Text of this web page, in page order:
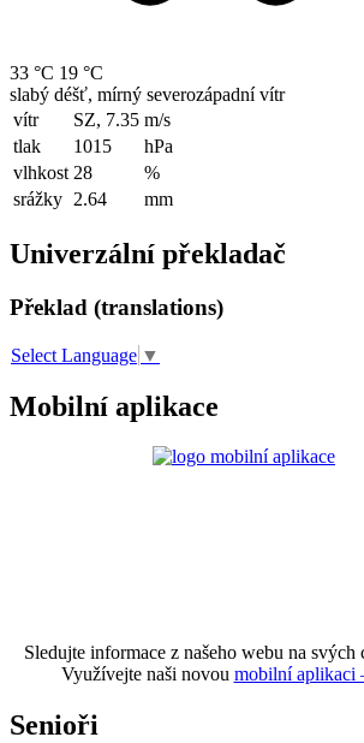
33 °C 19 °C
slabý déšť, mírný severozápadní vítr
vítr
SZ, 7.35 m/s
tlak
1015
hPa
vlhkost 28
%
srážky 2.64 mm
Univerzální překladač
Překlad (translations)
Select Language ▼
Mobilní aplikace
Sledujte informace z našeho webu na svých
Využívejte naši novou mobilní
Senioři